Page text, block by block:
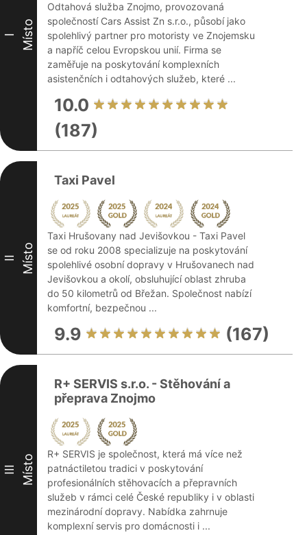
I Místo
Odtahová služba Znojmo, provozovaná
společností Cars Assist Zn s.r.o., působí jako
spolehlivý partner pro motoristy ve Znojemsku
a napříč celou Evropskou unií. Firma se
zaměřuje na poskytování komplexních
asistenčních i odtahových služeb, které ...
10.0
(187)
II Místo
Taxi Pavel
Taxi Hrušovany nad Jevišovkou - Taxi Pavel
se od roku 2008 specializuje na poskytování
spolehlivé osobní dopravy v Hrušovanech nad
Jevišovkou a okolí, obsluhující oblast zhruba
do 50 kilometrů od Břežan. Společnost nabízí
komfortní, bezpečnou ...
9.9 (167)
III Místo
R+ SERVIS s.r.o. - Stěhování a
přeprava Znojmo
R+ SERVIS je společnost, která má více než
patnáctiletou tradici v poskytování
profesionálních stěhovacích a přepravních
služeb v rámci celé České republiky i v oblasti
mezinárodní dopravy. Nabídka zahrnuje
komplexní servis pro domácnosti i ...